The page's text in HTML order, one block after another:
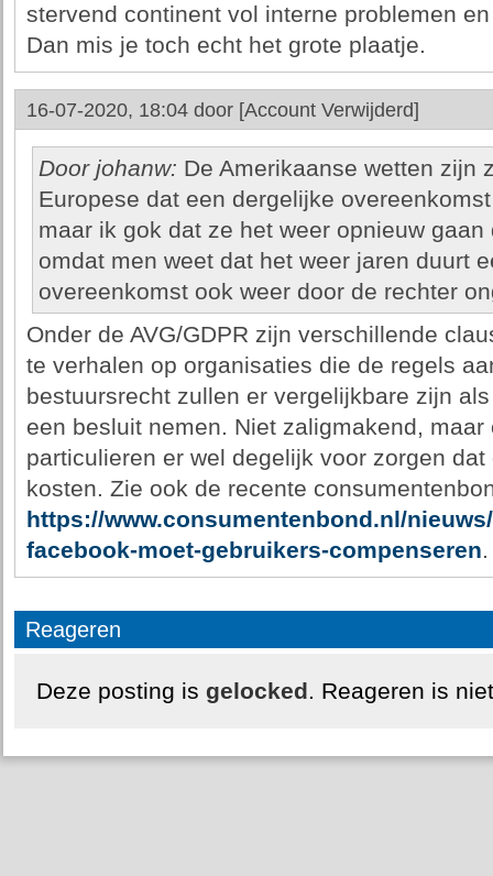
stervend continent vol interne problemen
Dan mis je toch echt het grote plaatje.
16-07-2020, 18:04 door [Account Verwijderd]
Door johanw: De Amerikaanse wetten zijn
Europese dat een dergelijke
maar ik gok dat ze het weer opnieuw
omdat men weet dat het weer jaren duurt
overeenkomst ook weer door de rechter
Onder de AVG/GDPR zijn verschillende
te verhalen op organisaties die de regels
bestuursrecht zullen er vergelijkbare zijn
een besluit nemen. Niet zaligmakend,
particulieren er wel degelijk voor zorgen
kosten. Zie ook de recente
https://www.consumentenbond.nl/
facebook-moet-gebruikers-compenseren.
Reageren
Deze posting is gelocked. Reageren is